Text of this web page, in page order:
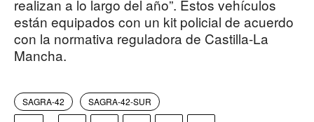
realizan a lo largo del año”. Estos vehículos
están equipados con un kit policial de acuerdo
con la normativa reguladora de Castilla-La
Mancha.
SAGRA-42 SAGRA-42-SUR